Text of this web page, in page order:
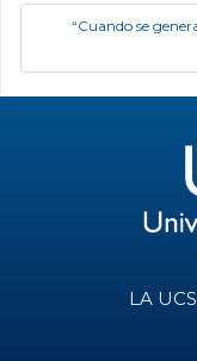
“Cuando se
LA